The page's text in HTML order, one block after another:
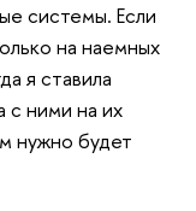
системы. Если
на наемных
я ставила
с ними на их
нужно будет